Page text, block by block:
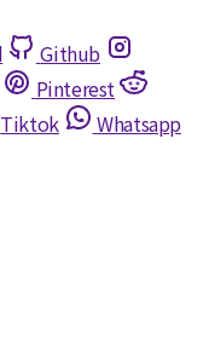
Github
Pinterest
Tiktok
Whatsapp